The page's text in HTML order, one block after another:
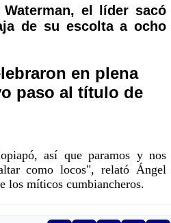
el líder sacó
de su escolta a ocho
en plena
paso al título de
así que paramos y nos
como locos", relató Ángel
los míticos cumbiancheros.